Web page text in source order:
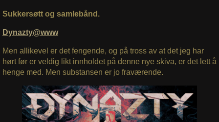
Sukkersøtt og samlebånd.
Dynazty@www
Men allikevel er det fengende, og på tross av at det jeg har
hørt før er veldig likt innholdet på denne nye skiva, er det lett å
henge med. Men substansen er jo fraværende.